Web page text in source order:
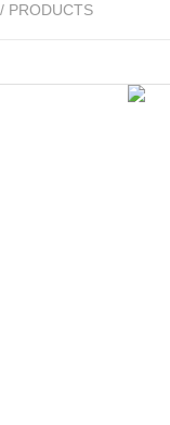
/ PRODUCTS